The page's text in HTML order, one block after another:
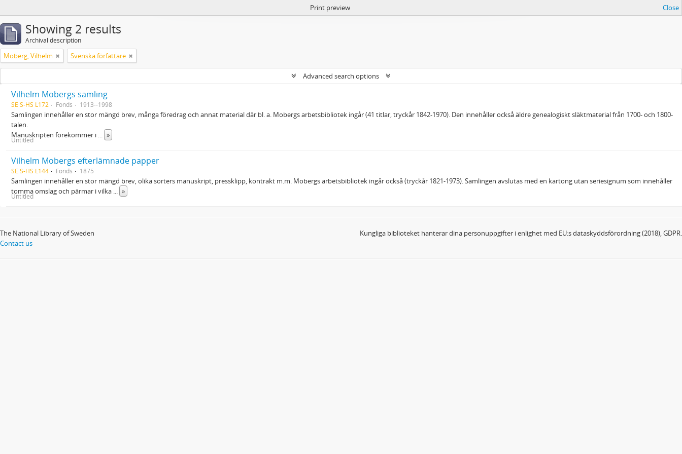
Print preview Close
Showing 2 results
Archival description
Moberg, Vilhelm Svenska författare
Advanced search options
Vilhelm Mobergs samling
SE S-HS L172 Fonds 1913--1998
Samlingen innehåller en stor mängd brev, många föredrag och annat material där bl. a. Mobergs arbetsbibliotek ingår (41 titlar, tryckår 1842-1970). Den innehåller också äldre genealogiskt släktmaterial från 1700- och 1800-
talen.
Manuskripten förekommer i ... »
Untitled
Vilhelm Mobergs efterlämnade papper
SE S-HS L144 Fonds 1875
Samlingen innehåller en stor mängd brev, olika sorters manuskript, pressklipp, kontrakt m.m. Mobergs arbetsbibliotek ingår också (tryckår 1821-1973). Samlingen avslutas med en kartong utan seriesignum som innehåller
tomma omslag och pärmar i vilka ... »
Untitled
The National Library of Sweden
Contact us
Kungliga biblioteket hanterar dina personuppgifter i enlighet med EU:s dataskyddsförordning (2018), GDPR.